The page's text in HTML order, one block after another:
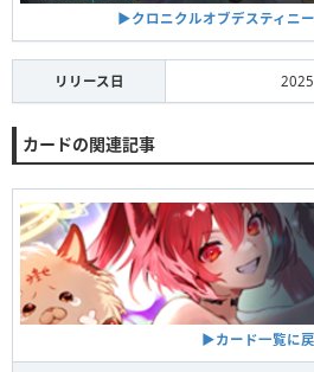
▶︎クロニクルオブデスティニ
リリース日
カードの関連記事
▶︎カード一覧に